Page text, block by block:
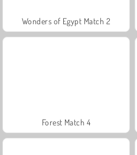
Wonders of Egypt Match 2
Forest Match 4